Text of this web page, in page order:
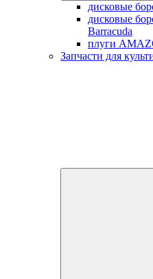
дисковые
дисковые
Barracuda
плуги
Запчасти для